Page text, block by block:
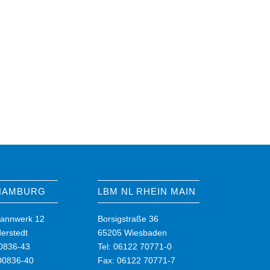
12
43
40
LBM NL RHEIN MAIN
Borsigstraße 36
65205 Wiesbaden
Tel: 06122 70771-0
Fax: 06122 70771-7